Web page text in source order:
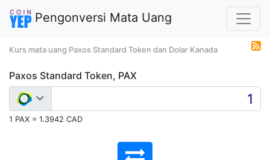
Pengonversi Mata Uang
Kurs mata uang Paxos Standard Token dan Dolar Kanada
Paxos Standard Token, PAX
1 PAX = 1.3942 CAD